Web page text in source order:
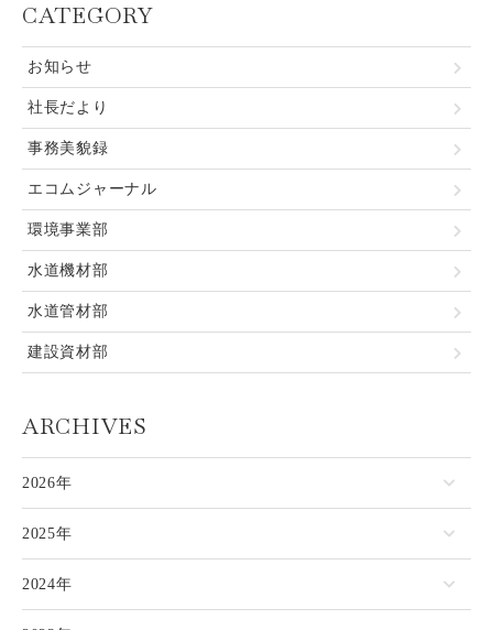
CATEGORY
お知らせ
社長だより
事務美貌録
エコムジャーナル
環境事業部
水道機材部
水道管材部
建設資材部
ARCHIVES
2026年
2025年
2024年